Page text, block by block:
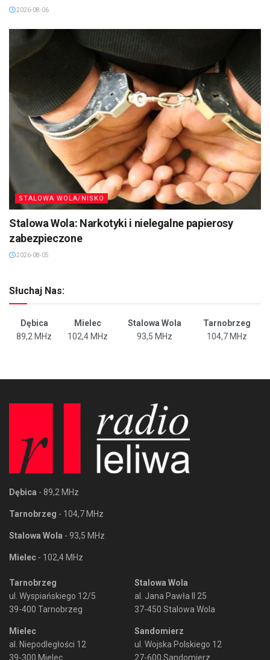
2026-08-06
STALOWA WOLA/NISKO
Stalowa Wola: Narkotyki i nielegalne papierosy
zabezpieczone
2026-08-05
Słuchaj Nas:
Dębica Mielec Stalowa Wola
Tarnobrzeg
89,2 MHz
102,4 MHz 93,5 MHz 104,7 MHz
Dębica - 89,2 MHz
Tarnobrzeg - 104,7 MHz
Stalowa Wola - 93,5 MHz
Mielec - 102,4 MHz
Tarnobrzeg
ul. Wyspiańskiego 12/5
39-400 Tarnobrzeg
Mielec
al. Niepodległości 12
39-300 Mielec
Stalowa Wola
al. Jana Pawła II 25
37-450 Stalowa Wola
Sandomierz
ul. Wojska Polskiego 12
27-600 Sandomierz